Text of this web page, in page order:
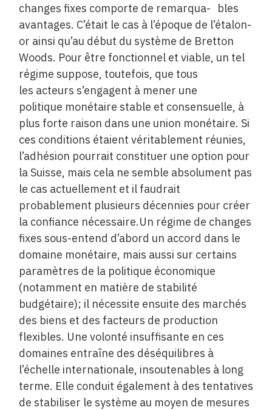
changes fixes comporte de remarqua- bles
avantages. C’était le cas à l’époque de l’étalon-
or ainsi qu’au début du système de Bretton
Woods. Pour être fonctionnel et viable, un tel
régime suppose, toutefois, que tous
les acteurs s’engagent à mener une
politique monétaire stable et consensuelle, à
plus forte raison dans une union monétaire. Si
ces conditions étaient véritablement réunies,
l’adhésion pourrait constituer une option pour
la Suisse, mais cela ne semble absolument pas
le cas actuellement et il faudrait
probablement plusieurs décennies pour créer
la confiance nécessaire.Un régime de changes
fixes sous-entend d’abord un accord dans le
domaine monétaire, mais aussi sur certains
paramètres de la politique économique
(notamment en matière de stabilité
budgétaire); il nécessite ensuite des marchés
des biens et des facteurs de production
flexibles. Une volonté insuf­fisante en ces
domaines entraîne des déséquilibres à
l’échelle internationale, insoutenables à long
terme. Elle conduit également à des tentatives
de stabiliser le système au moyen de mesures